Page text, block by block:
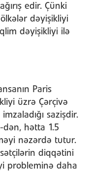
edir. Çünki
dəyişikliyi
dəyişikliyi ilə
Paris
üzrə Çərçivə
sazişdir.
dən, hətta 1.5
nəzərdə tutur.
diqqətini
probleminə daha